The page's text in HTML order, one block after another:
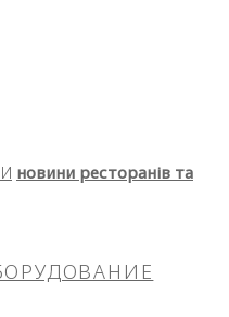
новини ресторанів та